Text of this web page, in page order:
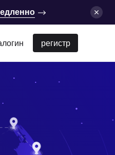
регистр